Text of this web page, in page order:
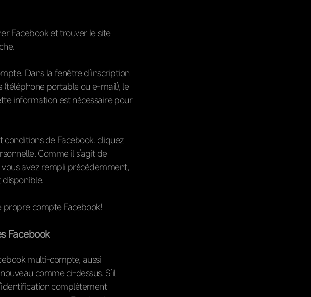
Facebook et trouver le site
Dans la fenêtre d’inscription
(téléphone portable ou e-mail), le
information est nécessaire pour
conditions de Facebook, cliquez
Comme il s’agit de
avez rempli précédemment,
propre compte Facebook!
Facebook
multi-compte, aussi
comme ci-dessus. S’il
complètement